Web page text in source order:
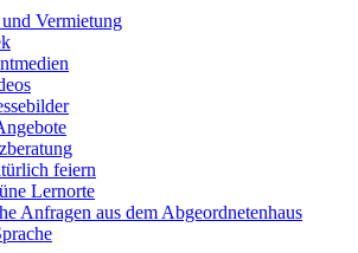
Vermietung
feiern
Lernorte
Anfragen aus dem Abgeordnetenhaus